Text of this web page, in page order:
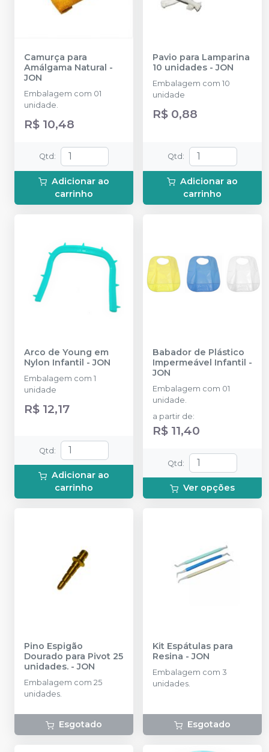
Camurça para
Amálgama Natural -
JON
Embalagem com 01
unidade.
R$ 10,48
Qtd :
Adicionar ao
carrinho
Pavio para Lamparina
10 unidades -JON
Embalagem com 10
unidade
R$ 0,88
Qtd :
Adicionar ao
carrinho
Arco de Young em
Nylon Infantil -JON
Embalagem com 1
unidade
R$ 12,17
Qtd :
Adicionar ao
carrinho
Babador de Plástico
Impermeável Infantil -
JON
Embalagem com 01
unidade.
a partir de:
R$ 11,40
Qtd :
Ver opções
Pino Espigão
Dourado para Pivot 25
unidades. -JON
Embalagem com 25
unidades.
Esgotado
Kit Espátulas para
Resina -JON
Embalagem com 3
unidades.
Esgotado